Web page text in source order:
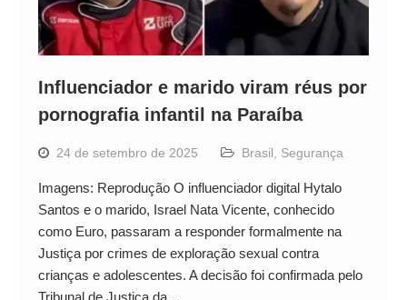
Influenciador e marido viram réus por
pornografia infantil na Paraíba
24 de setembro de 2025 Brasil Segurança
Imagens: Reprodução O influenciador digital Hytalo
Santos e o marido, Israel Nata Vicente, conhecido
como Euro, passaram a responder formalmente na
Justiça por crimes de exploração sexual contra
crianças e adolescentes. A decisão foi confirmada pelo
Tribunal de Justiça da…